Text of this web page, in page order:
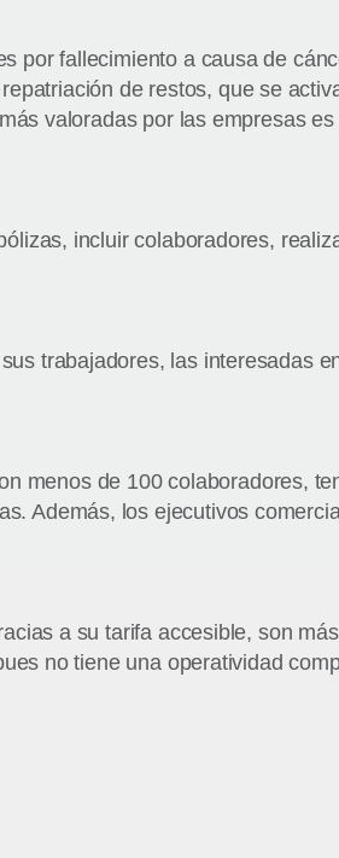
por fallecimiento a causa de
de restos, que se
valoradas por las empresas es
incluir colaboradores,
trabajadores, las interesadas
menos de 100 colaboradores,
Además, los ejecutivos
a su tarifa accesible, son
no tiene una operatividad